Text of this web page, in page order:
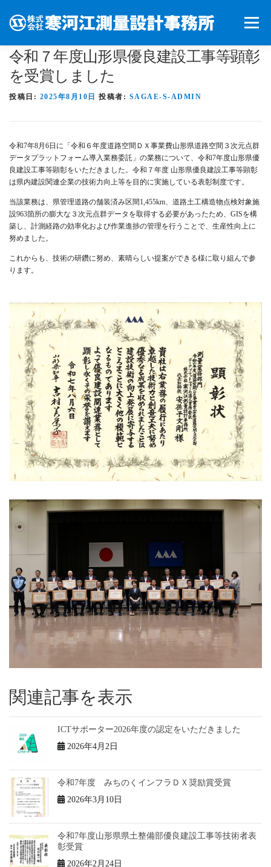
メニュー
お知らせ 会社案内
令和７年度山形県優良建設工事等顕彰
を受賞しました
投稿日: 2025年8月10日 投稿者: SAGAE-S-ADMIN
令和7年8月6日に「令和６年度道路空間ＤＸ事業費山形県道路空間３次元点群
データプラットフォーム導入業務委託」の業務について、令和7年度山形県優
良建設工事等顕彰をいただきました。令和７年度 山形県優良建設工事等顕彰
は県内建設関連企業の技術力向上等を目的に実施している表彰制度です。
当該業務は、県管理道路の舗装済み区間1,455km、道路土工構造物点検対象施
設963箇所の膨大な３次元点群データを取得する必要があったため、GISを構
築し、計測経路の効率化および作業進捗の管理を行うことで、生産性向上に
努めました。
これからも、技術の研鑽に努め、素晴らしい提案ができる様に取り組んで参
ります。
関連記事を表示
ICTサポーター2026年度の認定をいただきました
2026年4月2日
令和7年度 みちのくインフラＤＸ奨励賞受賞
2026年3月10日
令和7年度山形県県土整備部優良建設工事等技術者表
彰受賞
2026年2月24日